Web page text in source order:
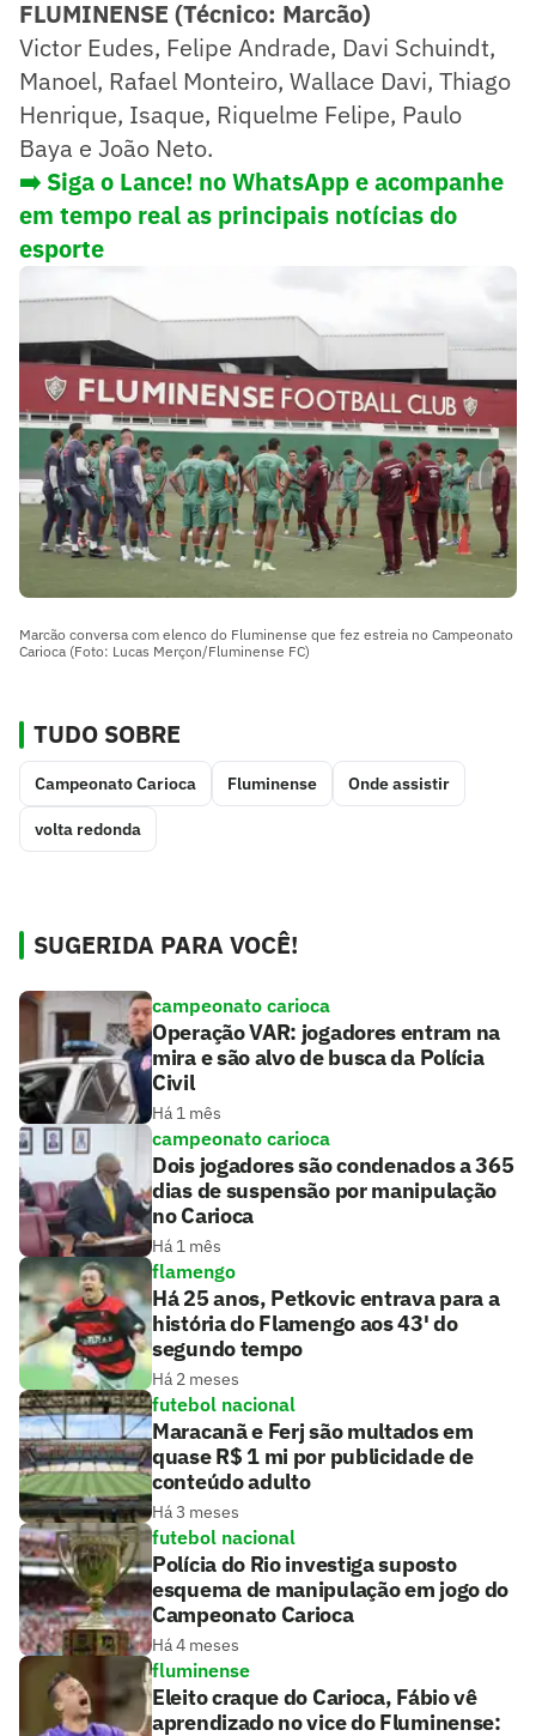
FLUMINENSE (Técnico: Marcão)
Victor Eudes, Felipe Andrade, Davi Schuindt,
Manoel, Rafael Monteiro, Wallace Davi, Thiago
Henrique, Isaque, Riquelme Felipe, Paulo
Baya e João Neto.
➡️ Siga o Lance! no WhatsApp e acompanhe
em tempo real as principais notícias do
esporte
Marcão conversa com elenco do Fluminense que fez estreia no Campeonato
Carioca (Foto: Lucas Merçon/Fluminense FC)
TUDO SOBRE
Campeonato Carioca Fluminense Onde assistir
volta redonda
SUGERIDA PARA VOCÊ!
campeonato carioca
Operação VAR: jogadores entram na
mira e são alvo de busca da Polícia
Civil
Há 1 mês
campeonato carioca
Dois jogadores são condenados a 365
dias de suspensão por manipulação
no Carioca
Há 1 mês
flamengo
Há 25 anos, Petkovic entrava para a
história do Flamengo aos 43' do
segundo tempo
Há 2 meses
futebol nacional
Maracanã e Ferj são multados em
quase R$ 1 mi por publicidade de
conteúdo adulto
Há 3 meses
futebol nacional
Polícia do Rio investiga suposto
esquema de manipulação em jogo do
Campeonato Carioca
Há 4 meses
fluminense
Eleito craque do Carioca, Fábio vê
aprendizado no vice do Fluminense: